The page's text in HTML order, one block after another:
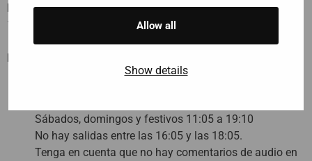
Allow all
Show details
Línea Azul: sale de Vialia y se une a la Línea Roja a las
14:00.
Línea Verde (Jardín Botánico)
Sábados, domingos y festivos 11:05 a 19:10
No hay salidas entre las 16:05 y las 18:05.
Tenga en cuenta que no hay comentarios de audio en